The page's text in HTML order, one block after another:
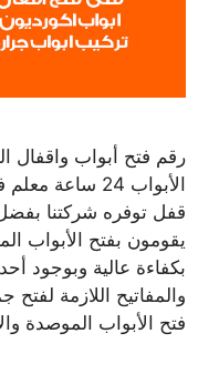
رقم فتح أبواب واقفال
الأبواب 24
قفل توفره شركتنا
يقومون بفتح الأبواب
بكفاءة عالية وبوجود
والمفاتيح اللازمة لفتح
فتح الأبواب الموصدة